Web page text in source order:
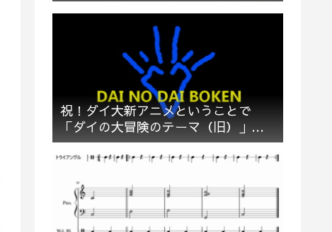
祝！ダイ大新アニメということで
「ダイの大冒険のテーマ（旧）」多
重録音でお祝い＆応援してみた